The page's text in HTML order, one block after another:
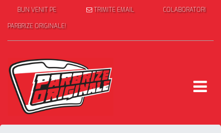
BUN VENIT PE
PARBRIZE ORIGINALE!
TRIMITE EMAIL COLABORATORI